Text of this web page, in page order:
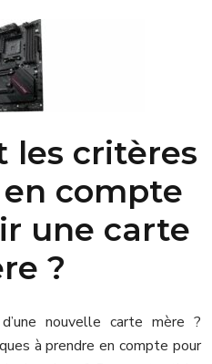
les critères
compte
une carte
?
nouvelle carte mère ?
à prendre en compte pour